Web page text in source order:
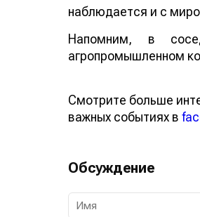
наблюдается и с
Напомним, в
агропромышленном
Смотрите больше
важных событиях в
Обсуждение